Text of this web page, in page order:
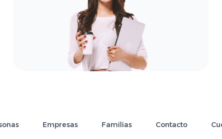
Empresas Familias Contacto